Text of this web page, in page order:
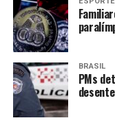
dos cidadãos.
PRÓXIMO
GDF avança em
com audiência pública
BRASIL
PMs